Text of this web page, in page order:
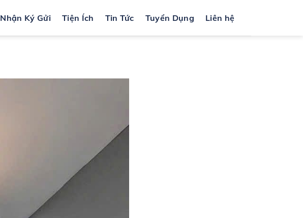
Nhận Ký Gửi Tiện Ích Tin Tức Tuyển Dụng Liên hệ